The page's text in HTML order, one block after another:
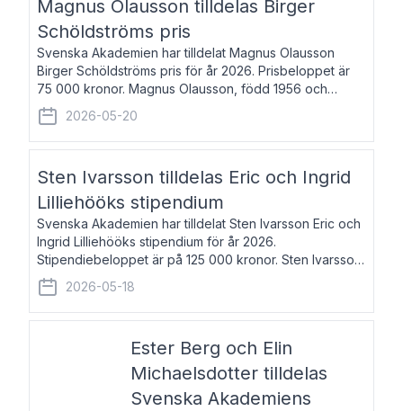
Magnus Olausson tilldelas Birger
Schöldströms pris
Svenska Akademien har tilldelat Magnus Olausson
Birger Schöldströms pris för år 2026. Prisbeloppet är
75 000 kronor. Magnus Olausson, född 1956 och
bosatt i Stockholm, är konstvetare, museiman och
hovman. Han disputerade 1993 vid Uppsala un
2026-05-20
Sten Ivarsson tilldelas Eric och Ingrid
Lilliehööks stipendium
Svenska Akademien har tilldelat Sten Ivarsson Eric och
Ingrid Lilliehööks stipendium för år 2026.
Stipendiebeloppet är på 125 000 kronor. Sten Ivarsson,
född 1979, är mediateksamordnare vid
Söderslättsgymnasiet i Trelleborg. Här har han på
2026-05-18
Ester Berg och Elin
Michaelsdotter tilldelas
Svenska Akademiens